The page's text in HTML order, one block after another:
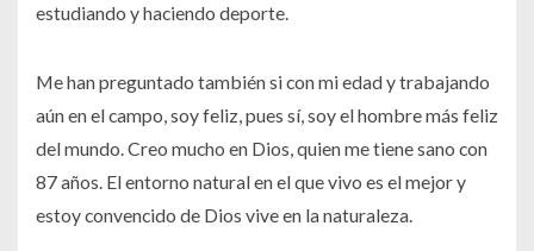
estudiando y haciendo deporte.
Me han preguntado también si con mi edad y trabajando
aún en el campo, soy feliz, pues sí, soy el hombre más feliz
del mundo. Creo mucho en Dios, quien me tiene sano con
87 años. El entorno natural en el que vivo es el mejor y
estoy convencido de Dios vive en la naturaleza.